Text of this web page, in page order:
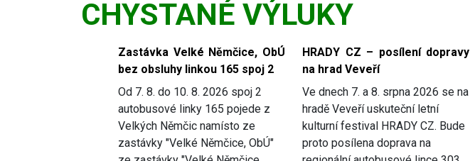
CHYSTANÉ VÝLUKY
Slide 1 of 6
Zastávka Velké Němčice, ObÚ
bez obsluhy linkou 165 spoj 2
Od 7. 8. do 10. 8. 2026 spoj 2
autobusové linky 165 pojede z
Velkých Němčic namísto ze
zastávky "Velké Němčice, ObÚ"
HRADY CZ – posílení dopravy
na hrad Veveří
Ve dnech 7. a 8. srpna 2026 se na
hradě Veveří uskuteční letní
kulturní festival HRADY CZ. Bude
proto posílena doprava na